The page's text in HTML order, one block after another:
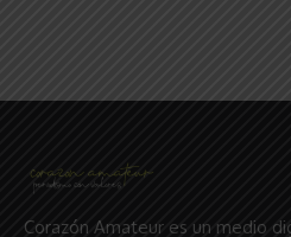
Corazón Amateur es un medio